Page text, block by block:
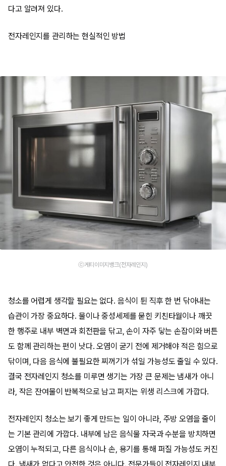
다고 알려져 있다.
전자레인지를 관리하는 현실적인 방법
ⓒ게티이미지뱅크(전자레인지)
청소를 어렵게 생각할 필요는 없다. 음식이 튄 직후 한 번 닦아내는
습관이 가장 중요하다. 물이나 중성세제를 묻힌 키친타월이나 깨끗
한 행주로 내부 벽면과 회전판을 닦고, 손이 자주 닿는 손잡이와 버튼
도 함께 관리하는 편이 낫다. 오염이 굳기 전에 제거해야 적은 힘으로
닦이며, 다음 음식에 불필요한 찌꺼기가 섞일 가능성도 줄일 수 있다.
결국 전자레인지 청소를 미루면 생기는 가장 큰 문제는 냄새가 아니
라, 작은 잔여물이 반복적으로 남고 퍼지는 위생 리스크에 가깝다.
전자레인지 청소는 보기 좋게 만드는 일이 아니라, 주방 오염을 줄이
는 기본 관리에 가깝다. 내부에 남은 음식물 자국과 수분을 방치하면
오염이 누적되고, 다른 음식이나 손, 용기를 통해 퍼질 가능성도 커진